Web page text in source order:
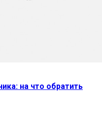
на что обратить